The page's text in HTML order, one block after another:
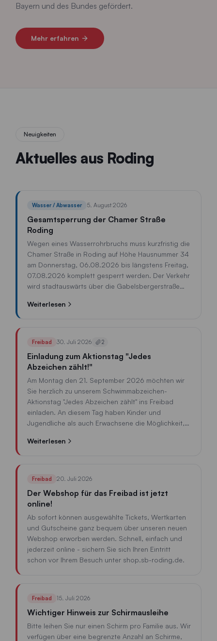
Bayern und des Bundes gefördert.
Mehr erfahren
Neuigkeiten
Aktuelles aus Roding
Wasser / Abwasser 5. August 2026
Gesamtsperrung der Chamer Straße
Roding
Wegen eines Wasserrohrbruchs muss kurzfristig die
Chamer Straße in Roding auf Höhe Hausnummer 34
am Donnerstag, 06.08.2026 bis längstens Freitag,
07.08.2026 komplett gesperrt werden. Der Verkehr
wird stadtauswärts über die Gabelsbergerstraße
die Straße Am Esper, Jahnstraße und Posthalter-
Weiterlesen
Freibad 30. Juli 2026 2
Einladung zum Aktionstag "Jedes
Abzeichen zählt!"
Am Montag den 21. September 2026 möchten wir
Sie herzlich zu unserem Schwimmabzeichen-
Aktionstag "Jedes Abzeichen zählt" ins Freibad
einladen. An diesem Tag haben Kinder und
Jugendliche als auch Erwachsene die Möglichkeit,
jedes abgelegte Schwimmabzeichen wird ein
Weiterlesen
Freibad 20. Juli 2026
Der Webshop für das Freibad ist jetzt
online!
Ab sofort können ausgewählte Tickets, Wertkarten
und Gutscheine ganz bequem über unseren neuen
Webshop erworben werden. Schnell, einfach und
jederzeit online - sichern Sie sich Ihren Eintritt
schon vor Ihrem Besuch unter shop.sb-roding.de.
Freibad 15. Juli 2026
Wichtiger Hinweis zur Schirmausleihe
Bitte leihen Sie nur einen Schirm pro Familie aus. Wir
verfügen über eine begrenzte Anzahl an Schirme,